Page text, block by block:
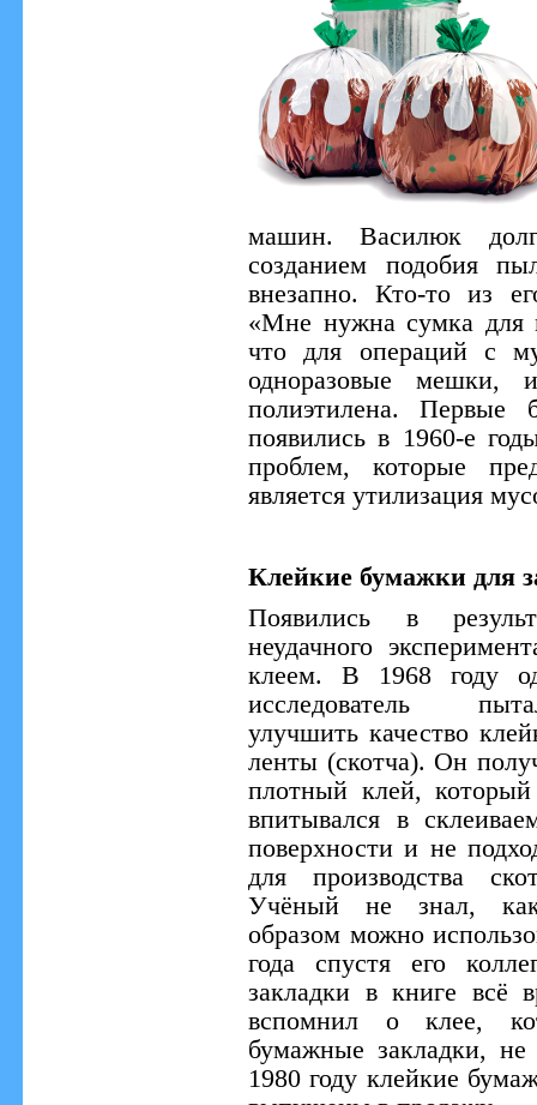
машин. Василюк
созданием подобия
внезапно. Кто-то из
«Мне нужна сумка для
что для операций с
одноразовые мешки,
полиэтилена.
появились в 1960-е
проблем, которые
является утилизация
Клейкие бумажки для
Появились в
неудачного
клеем. В 1968 году
исследователь
улучшить качество
ленты (скотча). Он
плотный клей,
впитывался в
поверхности и не
для производства
Учёный не знал,
образом можно
года спустя его
закладки в книге всё
вспомнил о клее,
бумажные закладки,
1980 году клейкие